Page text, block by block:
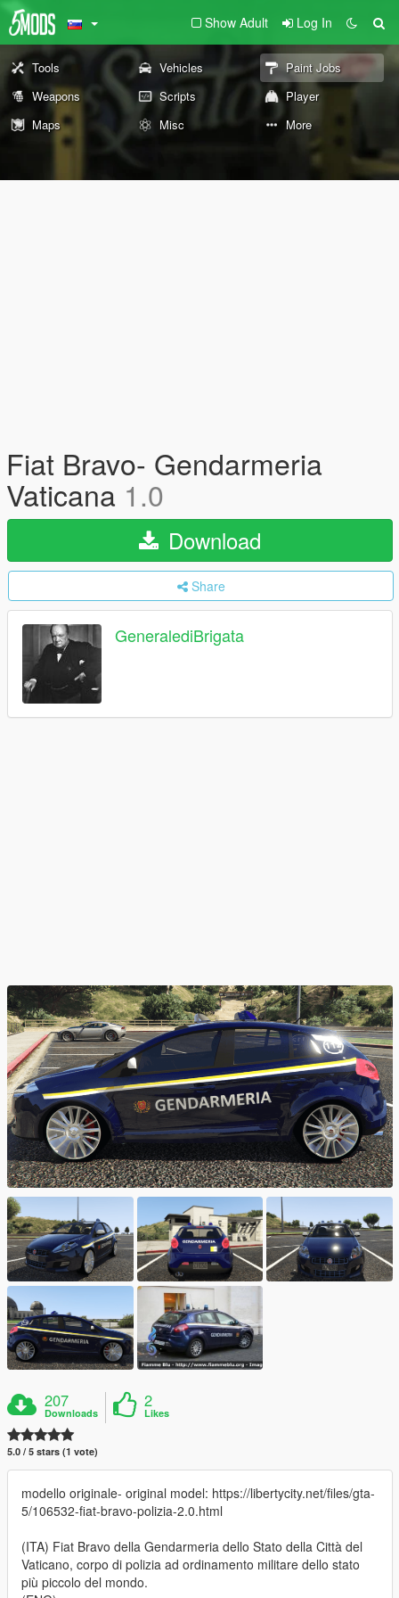
Show Adult Log In
Tools Vehicles
Paint Jobs
Weapons
Scripts
Player
Maps
Misc More
Fiat Bravo- Gendarmeria
Vaticana 1.0
Download
Share
GeneralediBrigata
207
Downloads
2
Likes
5.0 / 5 stars (1 vote)
modello originale- original model: https://libertycity.net/files/gta-
5/106532-fiat-bravo-polizia-2.0.html
(ITA) Fiat Bravo della Gendarmeria dello Stato della Città del
Vaticano, corpo di polizia ad ordinamento militare dello stato
più piccolo del mondo.